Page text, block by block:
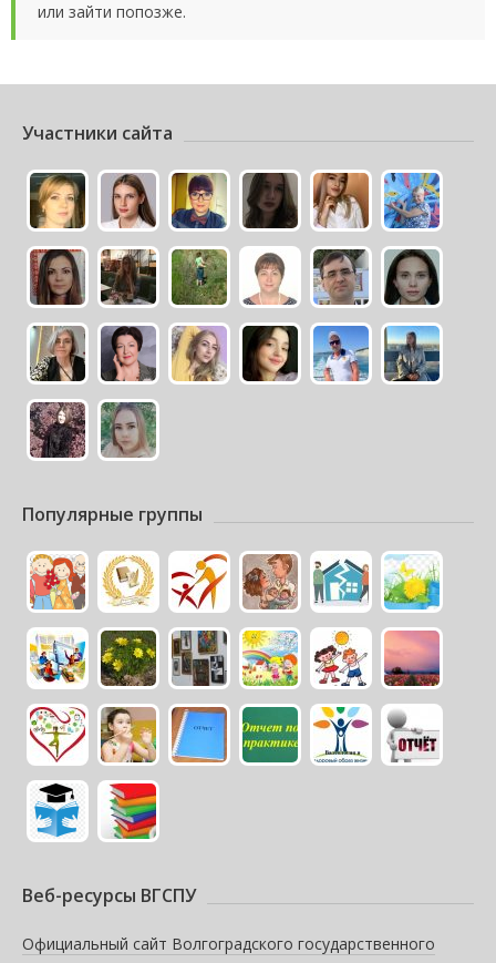
или зайти попозже.
Участники сайта
Популярные группы
Веб-ресурсы ВГСПУ
Официальный сайт Волгоградского государственного